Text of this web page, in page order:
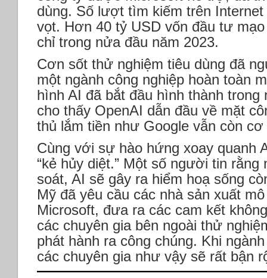
dùng. Số lượt tìm kiếm trên Internet
vọt. Hơn 40 tỷ USD vốn đầu tư
chỉ trong nửa đầu năm 2023.
Cơn sốt thử nghiệm tiêu dùng đã
một ngành công nghiệp hoàn toàn
hình AI đã bắt đầu hình thành
cho thấy OpenAI dẫn đầu về mặt
thủ lắm tiền như Google vẫn còn
Cùng với sự hào hứng xoay quanh
“kẻ hủy diệt.” Một số người tin
soát, AI sẽ gây ra hiểm hoạ sống
Mỹ đã yêu cầu các nhà sản xuất
Microsoft, đưa ra các cam kết
các chuyên gia bên ngoài thử
phát hành ra công chúng. Khi
các chuyên gia như vậy sẽ rất bận